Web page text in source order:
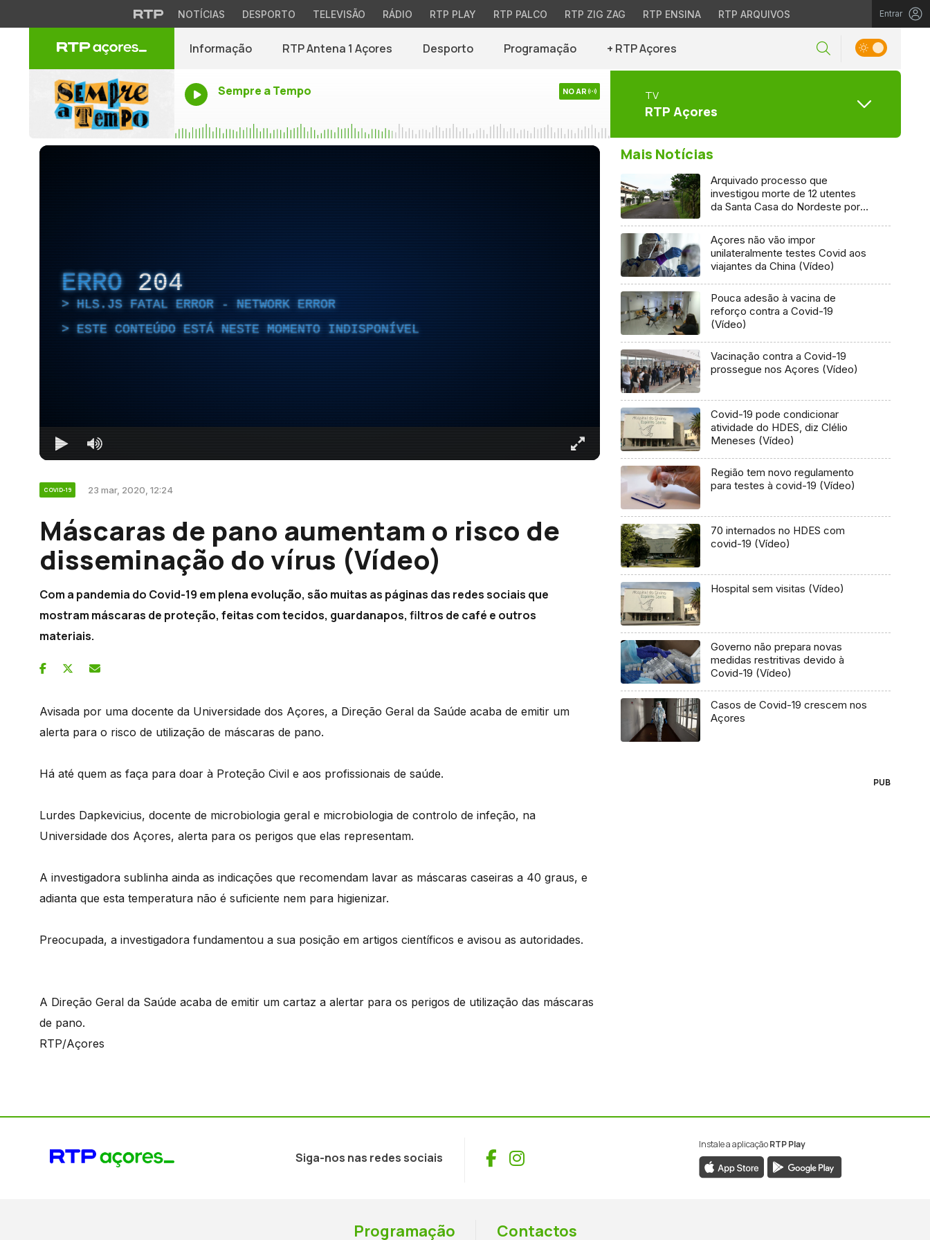
NOTÍCIAS DESPORTO TELEVISÃO RÁDIO RTP PLAY RTP PALCO RTP ZIG ZAG RTP ENSINA RTP ARQUIVOS Entrar
Informação RTP Antena 1 Açores Desporto Programação + RTP Açores
Sempre a Tempo NO AR TV
RTP Açores
ERRO 204
HLS.JS FATAL ERROR - NETWORK ERROR
ESTE CONTEÚDO ESTÁ NESTE MOMENTO INDISPONÍVEL
COVID-19 23 mar, 2020, 12:24
Máscaras de pano aumentam o risco de
disseminação do vírus (Vídeo)
Com a pandemia do Covid-19 em plena evolução, são muitas as páginas das redes sociais que
mostram máscaras de proteção, feitas com tecidos, guardanapos, filtros de café e outros
materiais.
Avisada por uma docente da Universidade dos Açores, a Direção Geral da Saúde acaba de emitir um
alerta para o risco de utilização de máscaras de pano.
Há até quem as faça para doar à Proteção Civil e aos profissionais de saúde.
Lurdes Dapkevicius, docente de microbiologia geral e microbiologia de controlo de infeção, na
Universidade dos Açores, alerta para os perigos que elas representam.
A investigadora sublinha ainda as indicações que recomendam lavar as máscaras caseiras a 40 graus, e
adianta que esta temperatura não é suficiente nem para higienizar.
Preocupada, a investigadora fundamentou a sua posição em artigos científicos e avisou as autoridades.
A Direção Geral da Saúde acaba de emitir um cartaz a alertar para os perigos de utilização das máscaras
de pano.
RTP/Açores
Mais Notícias
Arquivado processo que
investigou morte de 12 utentes
da Santa Casa do Nordeste por
Açores não vão impor
unilateralmente testes Covid aos
viajantes da China (Vídeo)
Pouca adesão à vacina de
reforço contra a Covid-19
(Vídeo)
Vacinação contra a Covid-19
prossegue nos Açores (Vídeo)
Covid-19 pode condicionar
atividade do HDES, diz Clélio
Meneses (Vídeo)
Região tem novo regulamento
para testes à covid-19 (Vídeo)
70 internados no HDES com
covid-19 (Vídeo)
Hospital sem visitas (Vídeo)
Governo não prepara novas
medidas restritivas devido à
Covid-19 (Vídeo)
Casos de Covid-19 crescem nos
Açores
PUB
Siga-nos nas redes sociais Facebook
Instagram
Instale a aplicaçãoRTP Play
Programação Contactos